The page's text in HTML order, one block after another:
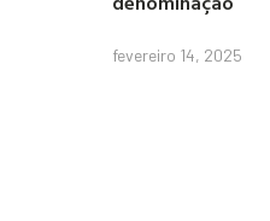
fevereiro 14, 2025